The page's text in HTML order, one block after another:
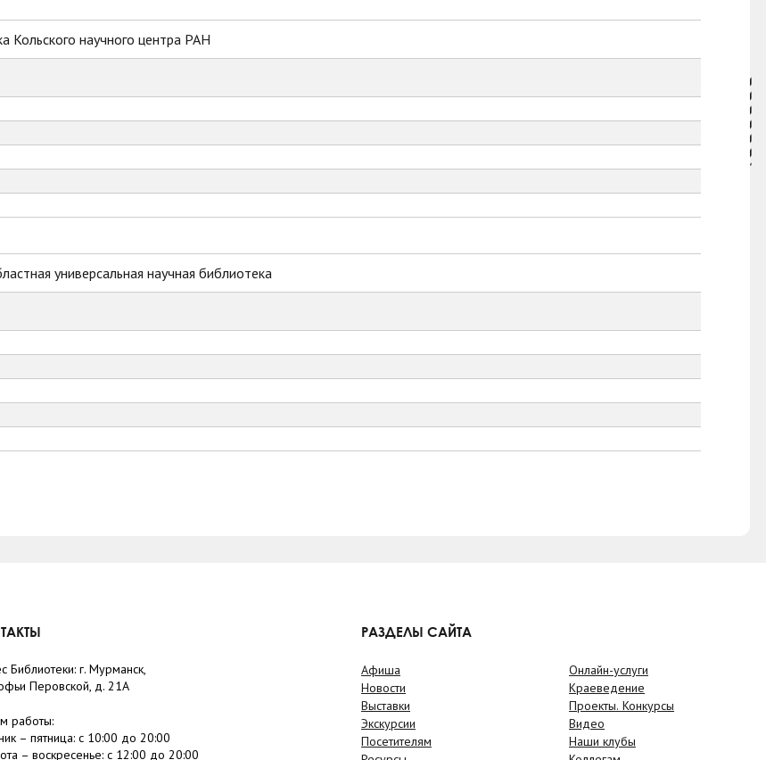
Кольского научного центра РАН
универсальная научная библиотека
Библиотеки: г. Мурманск,
Перовской, д. 21А
работы:
– пятница: с 10:00 до 20:00
– воскресенье: c 12:00 до 20:00
РАЗДЕЛЫ САЙТА
Афиша
Новости
Выставки
Экскурсии
Посетителям
Онлайн-услуги
Краеведение
Проекты. Конкурсы
Видео
Наши клубы